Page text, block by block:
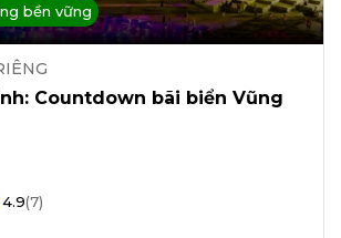
bền vững
Countdown bãi biển Vũng
4.9(7)